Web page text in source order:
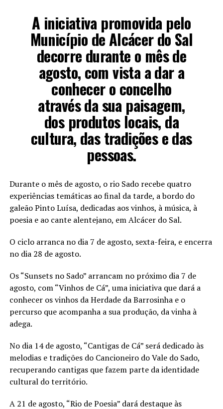
A iniciativa promovida pelo
Município de Alcácer do Sal
decorre durante o mês de
agosto, com vista a dar a
conhecer o concelho
através da sua paisagem,
dos produtos locais, da
cultura, das tradições e das
pessoas.
Durante o mês de agosto, o rio Sado recebe quatro
experiências temáticas ao final da tarde, a bordo do
galeão Pinto Luísa, dedicadas aos vinhos, à música, à
poesia e ao cante alentejano, em Alcácer do Sal.
O ciclo arranca no dia 7 de agosto, sexta-feira, e encerra
no dia 28 de agosto.
Os “Sunsets no Sado” arrancam no próximo dia 7 de
agosto, com “Vinhos de Cá”, uma iniciativa que dará a
conhecer os vinhos da Herdade da Barrosinha e o
percurso que acompanha a sua produção, da vinha à
adega.
No dia 14 de agosto, “Cantigas de Cá” será dedicado às
melodias e tradições do Cancioneiro do Vale do Sado,
recuperando cantigas que fazem parte da identidade
cultural do território.
A 21 de agosto, “Rio de Poesia” dará destaque às